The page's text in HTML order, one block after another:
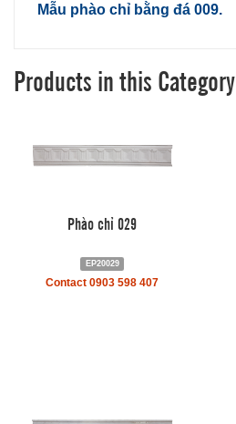
Mẫu phào chỉ bằng đá 009.
Products in this Category
Phào chỉ 029
EP20029
Contact 0903 598 407